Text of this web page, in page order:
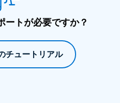
ートが必要ですか？
チュートリアル